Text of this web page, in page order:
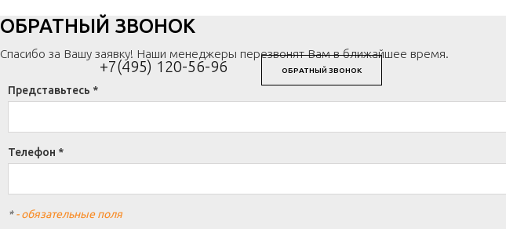
+7(495) 120-56-96 ОБРАТНЫЙ ЗВОНОК
ОБРАТНЫЙ ЗВОНОК
Спасибо за Вашу заявку! Наши менеджеры перезвонят Вам в ближайшее время.
Представьтесь *
Телефон *
*- обязательные поля